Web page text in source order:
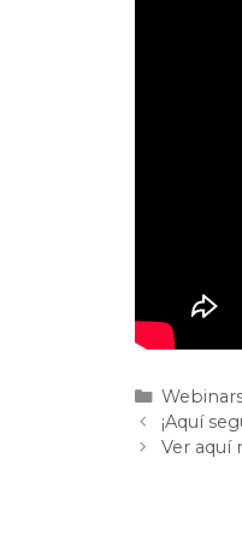
¡Aquí
Ver aquí